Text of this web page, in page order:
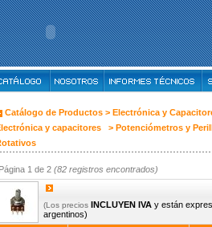
Catálogo de Productos > Electrónica y
y capacitores
> Potenciómetros y
Página 1 de 2(82 registros encontrados)
(Los precios INCLUYEN IVAy están
argentinos)